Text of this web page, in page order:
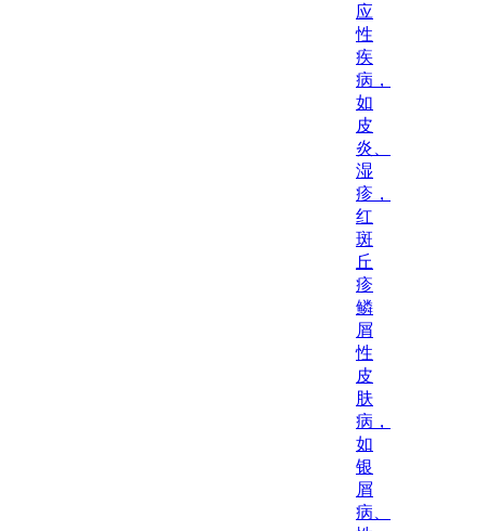
应
性
疾
病，
如
皮
炎、
湿
疹，
红
斑
丘
疹
鳞
屑
性
皮
肤
病，
如
银
屑
病、